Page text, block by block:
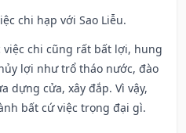
chi hạp với Sao Liễu.
việc chi cũng rất bất lợi, hung
lợi như trổ tháo nước, đào
dựng cửa, xây đắp. Vì vậy,
bất cứ việc trọng đại gì.